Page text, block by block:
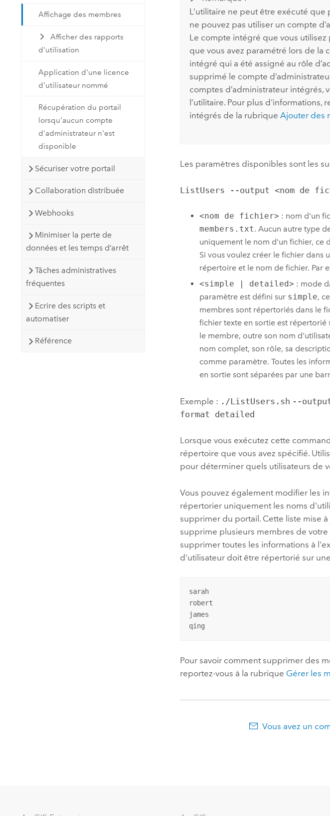
Affichage des membres
Afficher des rapports
d'utilisation
Application d'une licence
d'utilisateur nommé
Récupération du portail
lorsqu'aucun compte
d'administrateur n'est
disponible
Sécuriser votre portail
Collaboration distribuée
Webhooks
Minimiser la perte de
données et les temps d’arrêt
Tâches administratives
fréquentes
Ecrire des scripts et
automatiser
Référence
L’utilitaire ne peut être exécuté
ne pouvez pas utiliser un compte
Le compte intégré que vous utilisez
que vous avez paramétré lors de
intégré qui a été assigné au rôle
supprimé le compte
comptes d’administrateur intégrés,
l’utilitaire. Pour plus d'informations,
intégrés de la rubrique Ajouter des
Les paramètres disponibles sont les
ListUsers --output <nom de
<nom de fichier> : nom d'un
members.txt. Aucun autre type
uniquement le nom d'un fichier, ce
Si vous voulez créer le fichier dans
répertoire et le nom de fichier. Par
<simple | detailed> : mode
paramètre est défini sur simple,
membres sont répertoriés dans le
fichier texte en sortie est répertorié
le membre, outre son nom
nom complet, son rôle, sa
comme paramètre. Toutes les
en sortie sont séparées par une
Exemple : ./ListUsers.sh --
format detailed
Lorsque vous exécutez cette
répertoire que vous avez spécifié.
pour déterminer quels utilisateurs de
Vous pouvez également modifier les
répertorier uniquement les noms
supprimer du portail. Cette liste mise
supprime plusieurs membres de
supprimer toutes les informations à
d'utilisateur doit être répertorié sur
sarah
robert
james
qing
Pour savoir comment supprimer des
reportez-vous à la rubrique Gérer les
Vous avez un